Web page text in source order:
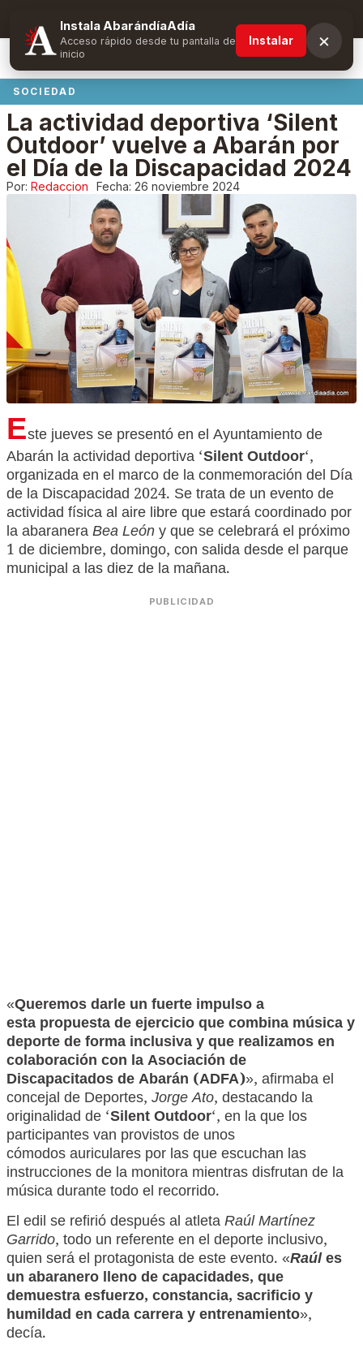
Suscríbete y obtén ventajas exclusivas
SOCIEDAD
La actividad deportiva ‘Silent
Outdoor’ vuelve a Abarán por
el Día de la Discapacidad 2024
Por: Redaccion Fecha: 26 noviembre 2024
Este jueves se presentó en el Ayuntamiento de
Abarán la actividad deportiva ‘Silent Outdoor‘,
organizada en el marco de la conmemoración del Día
de la Discapacidad 2024. Se trata de un evento de
actividad física al aire libre que estará coordinado por
la abaraneraBea Leóny que se celebrará el próximo
1 de diciembre, domingo, con salida desde el parque
municipal a las diez de la mañana.
PUBLICIDAD
«Queremos darle un fuerte impulso a
esta propuesta de ejercicio que combina música y
deporte de forma inclusiva y que realizamos en
colaboración con la Asociación de
Discapacitados de Abarán (ADFA)», afirmaba el
concejal de Deportes, Jorge Ato, destacando la
originalidad de ‘Silent Outdoor‘, en la que los
participantes van provistos de unos
cómodos auriculares por las que escuchan las
instrucciones de la monitora mientras disfrutan de la
música durante todo el recorrido.
El edil se refirió después al atletaRaúl Martínez
Garrido, todo un referente en el deporte inclusivo,
quien será el protagonista de este evento. «Raúles
un abaranero lleno de capacidades, que
demuestra esfuerzo, constancia, sacrificio y
humildad en cada carrera y entrenamiento»,
decía.
Instala AbarándíaAdía
Acceso rápido desde tu pantalla de
inicio
Instalar ×